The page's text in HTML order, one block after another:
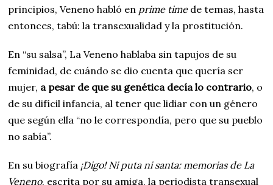
principios, Veneno habló en prime time de temas, hasta
entonces, tabú: la transexualidad y la prostitución.
En “su salsa”, La Veneno hablaba sin tapujos de su
feminidad, de cuándo se dio cuenta que quería ser
mujer, a pesar de que su genética decía lo contrario, o
de su difícil infancia, al tener que lidiar con un género
que según ella “no le correspondía, pero que su pueblo
no sabía”.
En su biografía ¡Digo! Ni puta ni santa: memorias de La
Veneno, escrita por su amiga, la periodista transexual